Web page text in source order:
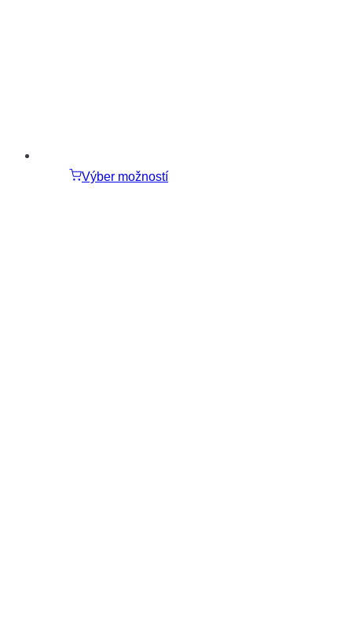
Výber možností